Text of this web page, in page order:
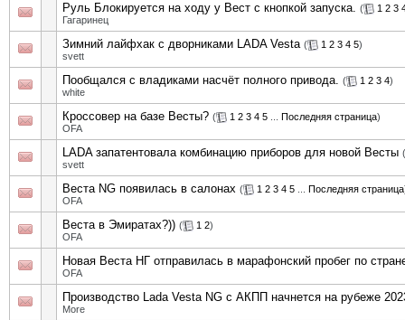
Руль Блокируется на ходу у Вест с кнопкой запуска. ( 1 2 3
Гагаринец
Зимний лайфхак с дворниками LADA Vesta ( 1 2 3 4 5)
svett
Пообщался с владиками насчёт полного привода. ( 1 2 3 4)
white
Кроссовер на базе Весты? ( 1 2 3 4 5 Последняя страница)
OFA
LADA запатентовала комбинацию приборов для новой Весты (
svett
Веста NG появилась в салонах ( 1 2 3 4 5 Последняя страница
OFA
Веста в Эмиратах?)) ( 1 2)
OFA
Новая Веста НГ отправилась в марафонский пробег по
OFA
Производство Lada Vesta NG с АКПП начнется на рубеже
More